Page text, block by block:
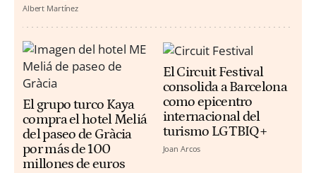
Albert Martínez
El grupo turco Kaya
compra el hotel Meliá
del paseo de Gràcia
por más de 100
millones de euros
El Circuit Festival
consolida a Barcelona
como epicentro
internacional del
turismo LGTBIQ+
Joan Arcos